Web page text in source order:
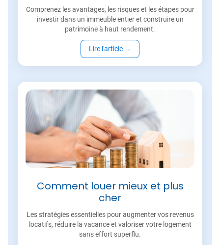
Comprenez les avantages, les risques et les étapes pour
investir dans un immeuble entier et construire un
patrimoine à haut rendement.
Lire l'article →
Comment louer mieux et plus
cher
Les stratégies essentielles pour augmenter vos revenus
locatifs, réduire la vacance et valoriser votre logement
sans effort superflu.